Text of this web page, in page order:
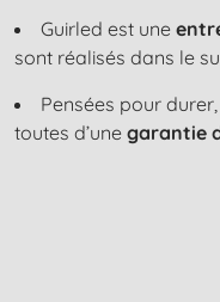
Guirled est une
sont réalisés dans le
Pensées pour
toutes d’une garantie